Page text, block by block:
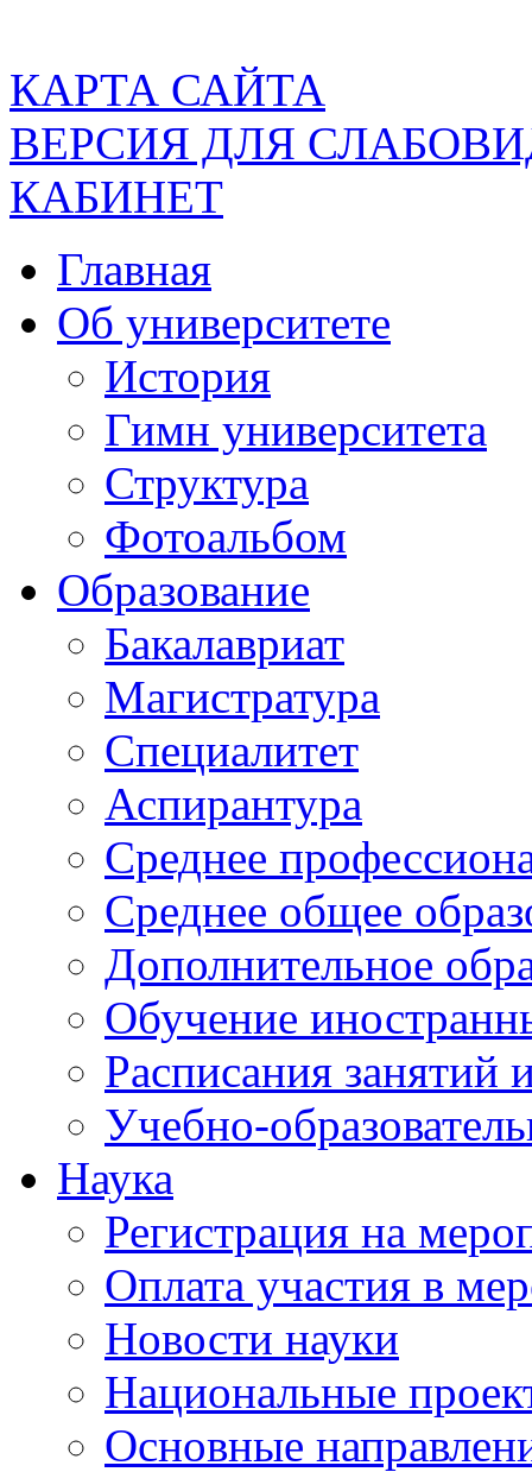
КАРТА САЙТА
ВЕРСИЯ ДЛЯ
КАБИНЕТ
Главная
Об университете
История
Гимн университета
Структура
Фотоальбом
Образование
Бакалавриат
Магистратура
Специалитет
Аспирантура
Среднее
Среднее общее
Дополнительное
Обучение
Расписания занятий
Учебно-
Наука
Регистрация на
Оплата участия в
Новости науки
Национальные
Основные